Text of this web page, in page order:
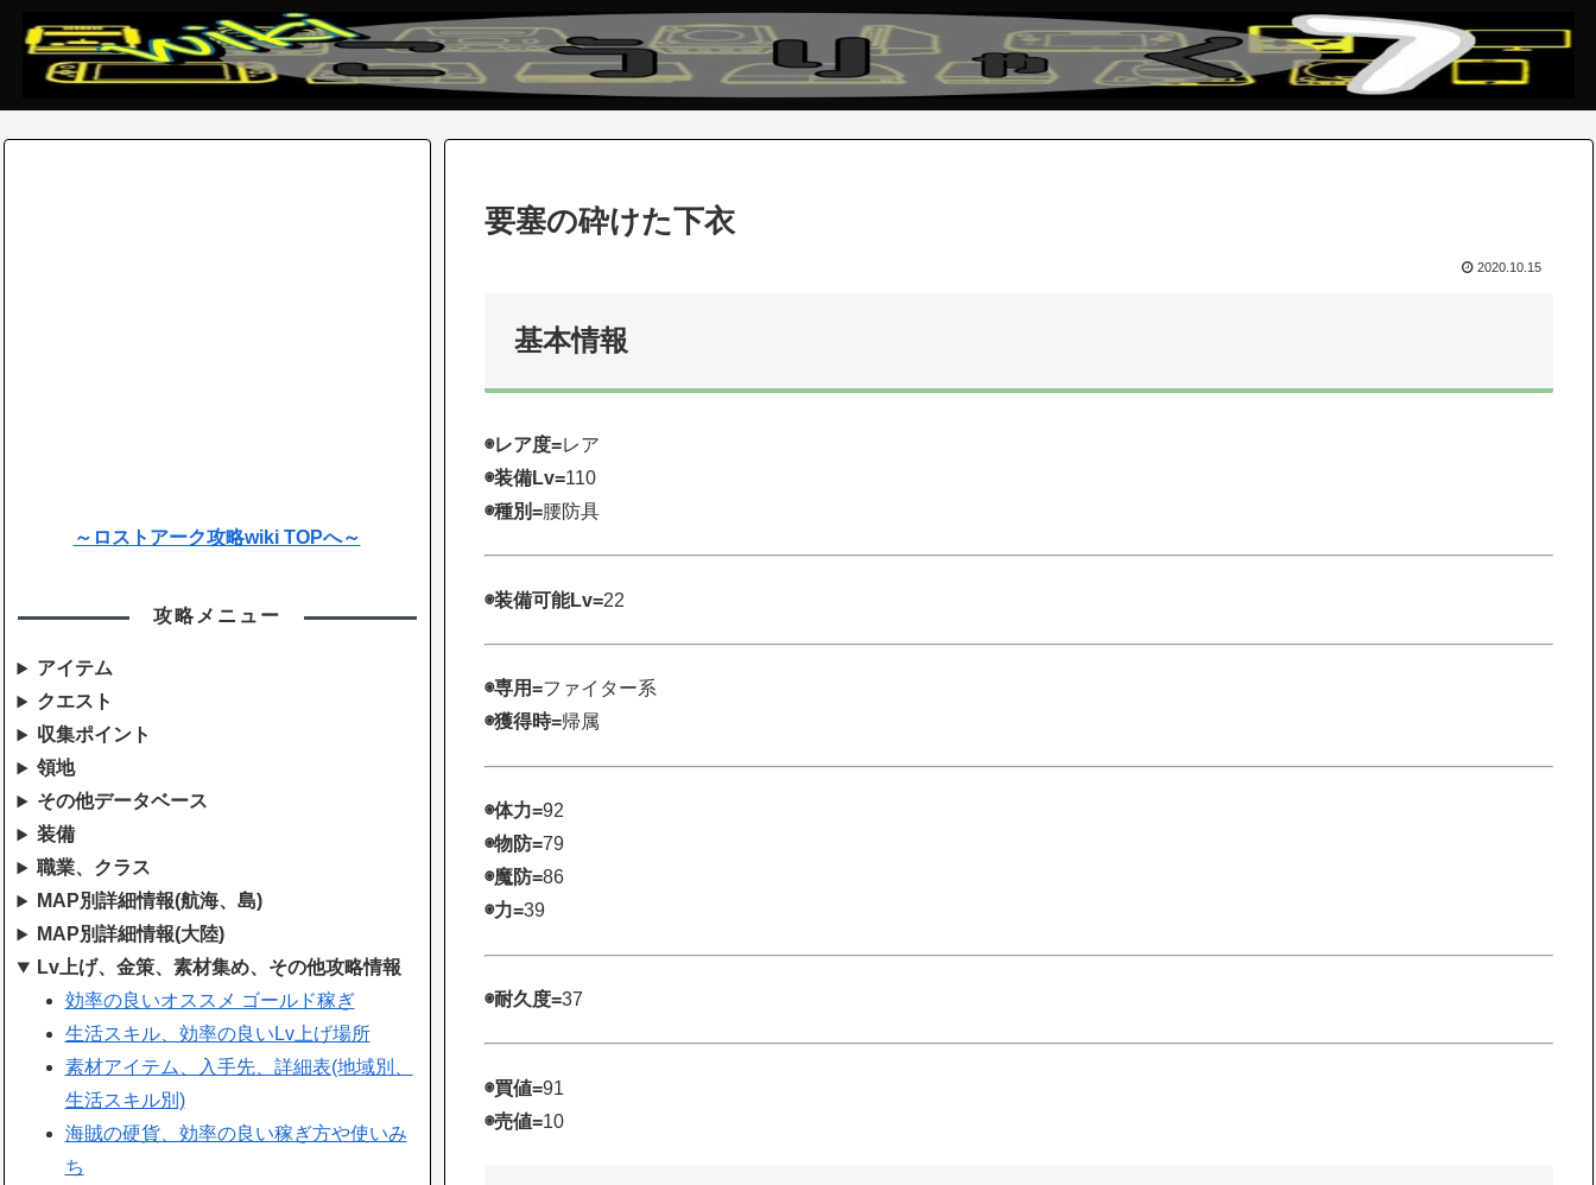
要塞の砕けた下衣
2020.10.15
基本情報
◉レア度=レア
◉装備Lv=110
◉種別=腰防具
◉装備可能Lv=22
◉専用=ファイター系
◉獲得時=帰属
◉体力=92
◉物防=79
◉魔防=86
◉力=39
◉耐久度=37
◉買値=91
◉売値=10
～ロストアーク攻略wiki TOPへ～
攻略メニュー
アイテム
クエスト
収集ポイント
領地
その他データベース
装備
職業、クラス
MAP別詳細情報(航海、島)
MAP別詳細情報(大陸)
Lv上げ、金策、素材集め、その他攻略情報
効率の良いオススメ ゴールド稼ぎ
生活スキル、効率の良いLv上げ場所
素材アイテム、入手先、詳細表(地域別、
生活スキル別)
海賊の硬貨、効率の良い稼ぎ方や使いみ
ち